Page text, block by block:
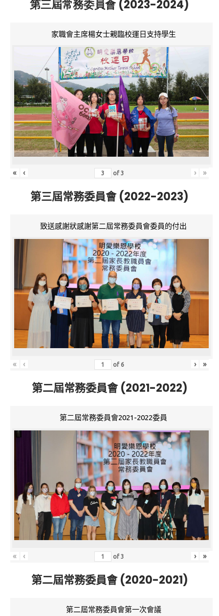
第三屆常務委員會 (2023-2024)
家職會主席楊女士親臨校運日支持學生
« ‹ of3 › »
第三屆常務委員會 (2022-2023)
致送感謝狀感謝第二屆常務委員會委員的付出
« ‹ of 6 › »
第二屆常務委員會 (2021-2022)
第二屆常務委員會2021-2022委員
« ‹ of3 › »
第二屆常務委員會 (2020-2021)
第二屆常務委員會第一次會議